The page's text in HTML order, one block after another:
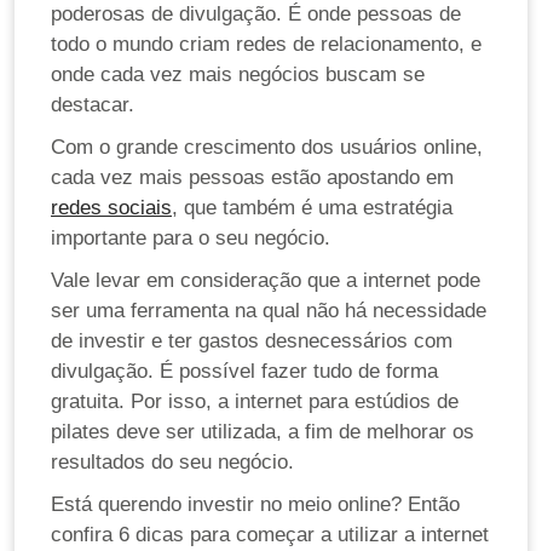
poderosas de divulgação. É onde pessoas de
todo o mundo criam redes de relacionamento, e
onde cada vez mais negócios buscam se
destacar.
Com o grande crescimento dos usuários online,
cada vez mais pessoas estão apostando em
redes sociais, que também é uma estratégia
importante para o seu negócio.
Vale levar em consideração que a internet pode
ser uma ferramenta na qual não há necessidade
de investir e ter gastos desnecessários com
divulgação. É possível fazer tudo de forma
gratuita. Por isso, a internet para estúdios de
pilates deve ser utilizada, a fim de melhorar os
resultados do seu negócio.
Está querendo investir no meio online? Então
confira 6 dicas para começar a utilizar a internet